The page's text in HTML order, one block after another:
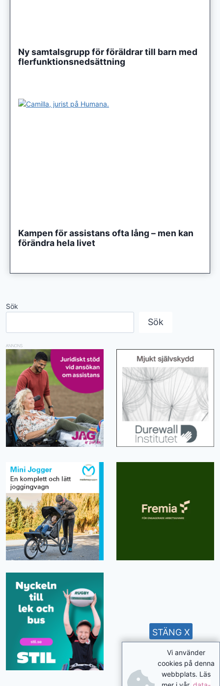
Ny samtalsgrupp för föräldrar till barn med
flerfunktionsnedsättning
Kampen för assistans ofta lång – men kan
förändra hela livet
Sök
Sök
ANNONS
Vi använder
cookies på denna
webbplats. Läs
STÄNG X